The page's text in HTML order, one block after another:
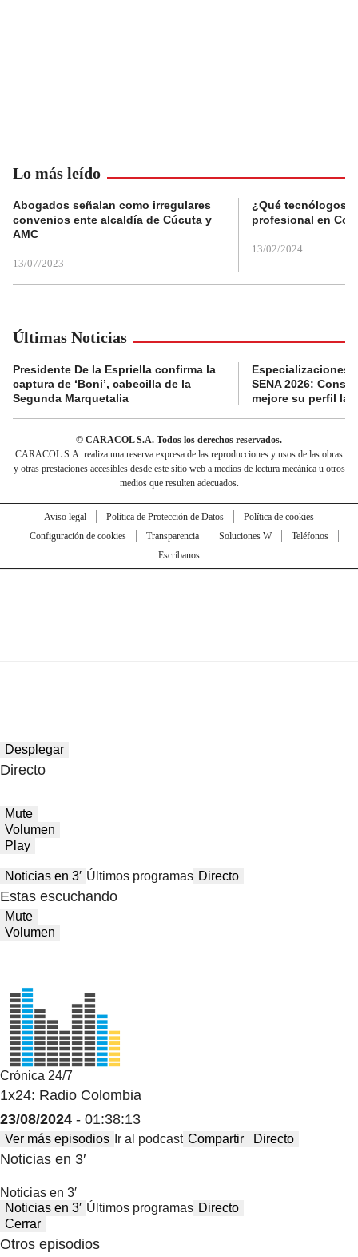
Lo más leído
Abogados señalan como irregulares
convenios ente alcaldía de Cúcuta y
AMC
13/07/2023
¿Qué tecnólogos
profesional en
13/02/2024
Últimas Noticias
Presidente De la Espriella confirma la
captura de ‘Boni’, cabecilla de la
Segunda Marquetalia
Especializaciones
SENA 2026:
mejore su perfil
© CARACOL S.A. Todos los derechos reservados.
CARACOL S.A. realiza una reserva expresa de las reproducciones y usos de las obras
y otras prestaciones accesibles desde este sitio web a medios de lectura mecánica u otros
medios que resulten adecuados.
Aviso legal Política de Protección de Datos
Política de cookies
Configuración de cookies
Transparencia Soluciones W
Teléfonos
Escríbanos
Desplegar
Directo
Mute
Volumen
Play
Noticias en 3′ Últimos programas Directo
Estas escuchando
Mute
Volumen
Crónica 24/7
1x24: Radio Colombia
23/08/2024 - 01:38:13
Ver más episodios Ir al podcast Compartir Directo
Noticias en 3′
Noticias en 3′
Noticias en 3′ Últimos programas Directo
Cerrar
Otros episodios